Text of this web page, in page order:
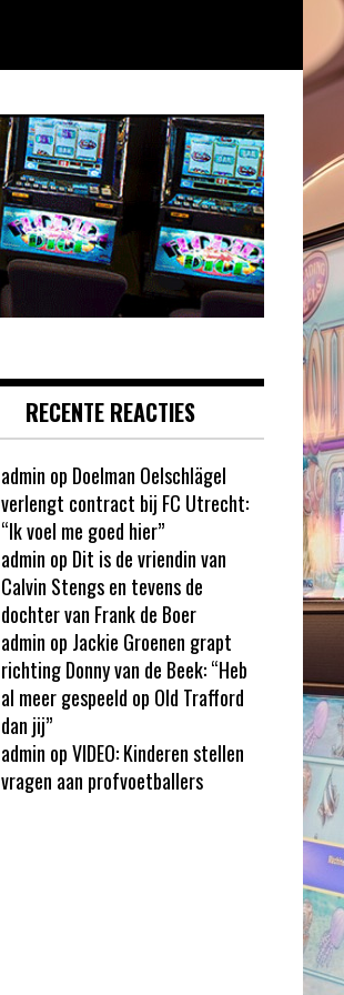
RECENTE REACTIES
admin op Doelman Oelschlägel
verlengt contract bij FC Utrecht:
“Ik voel me goed hier”
admin op Dit is de vriendin van
Calvin Stengs en tevens de
dochter van Frank de Boer
admin op Jackie Groenen grapt
richting Donny van de Beek: “Heb
al meer gespeeld op Old Trafford
dan jij”
admin opVIDEO: Kinderen stellen
vragen aan profvoetballers